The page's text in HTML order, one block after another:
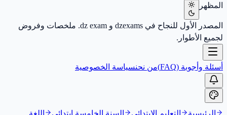
المظهر
المصدر الأول للنجاح في dzexams و dz exam. ملخصات وفروض
لجميع الأطوار.
أسئلة وأجوبة (FAQ) من نحنسياسة الخصوصية
الرئيسية التعليم الإبتدائي السنة الخامسة إبتدائي
اللغة